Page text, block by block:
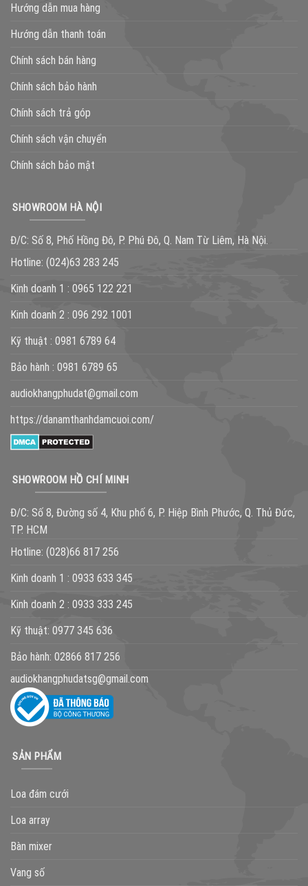
Hướng dẫn mua hàng
Hướng dẫn thanh toán
Chính sách bán hàng
Chính sách bảo hành
Chính sách trả góp
Chính sách vận chuyển
Chính sách bảo mật
SHOWROOM HÀ NỘI
Đ/C: Số 8, Phố Hồng Đô, P. Phú Đô, Q. Nam Từ Liêm, Hà Nội.
Hotline: (024)63 283 245
Kinh doanh 1 : 0965 122 221
Kinh doanh 2 : 096 292 1001
Kỹ thuật : 0981 6789 64
Bảo hành : 0981 6789 65
audiokhangphudat@gmail.com
https://danamthanhdamcuoi.com/
SHOWROOM HỒ CHÍ MINH
Đ/C: Số 8, Đường số 4, Khu phố 6, P. Hiệp Bình Phước, Q. Thủ Đức,
TP. HCM
Hotline: (028)66 817 256
Kinh doanh 1 : 0933 633 345
Kinh doanh 2 : 0933 333 245
Kỹ thuật: 0977 345 636
Bảo hành: 02866 817 256
audiokhangphudatsg@gmail.com
SẢN PHẨM
Loa đám cưới
Loa array
Bàn mixer
Vang số